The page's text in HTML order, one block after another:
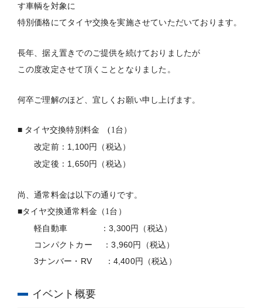
す車輌を対象に
特別価格にてタイヤ交換を実施させていただいております。
長年、据え置きでのご提供を続けておりましたが
この度改定させて頂くこととなりました。
何卒ご理解のほど、宜しくお願い申し上げます。
■ タイヤ交換特別料金 (1台）
改定前：1,100円（税込）
改定後 ：1,650円（税込）
尚、通常料金は以下の通りです。
■タイヤ交換通常料金（1台）
軽自動車 ：3,300円（税込）
コンパクトカー ：3,960円（税込）
3ナンバー・RV ：4,400円（税込）
イベント概要